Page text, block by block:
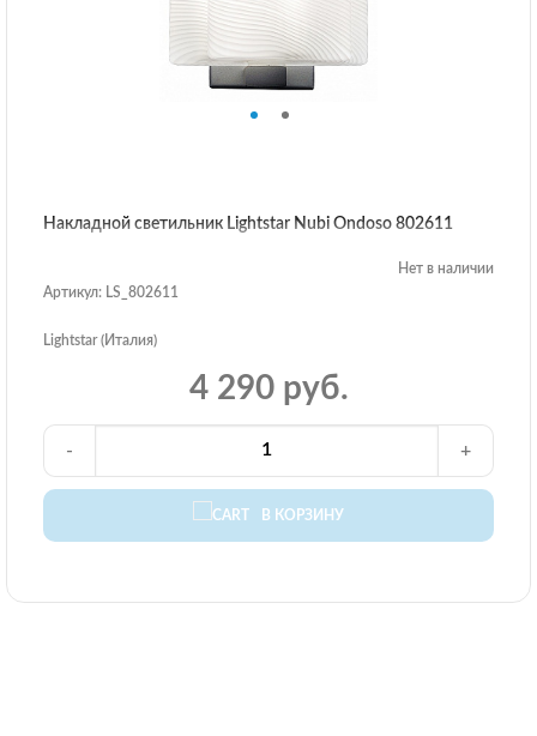
Накладной светильник Lightstar Nubi Ondoso 802611
Нет в наличии
Артикул: LS_802611
Lightstar (Италия)
4 290 руб.
В КОРЗИНУ
- +